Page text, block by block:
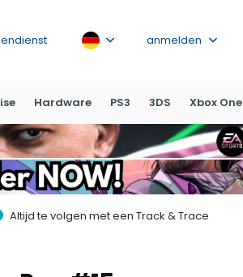
anmelden
Hardware PS3 3DS Xbox One
Altijd te volgen met een Track & Trace